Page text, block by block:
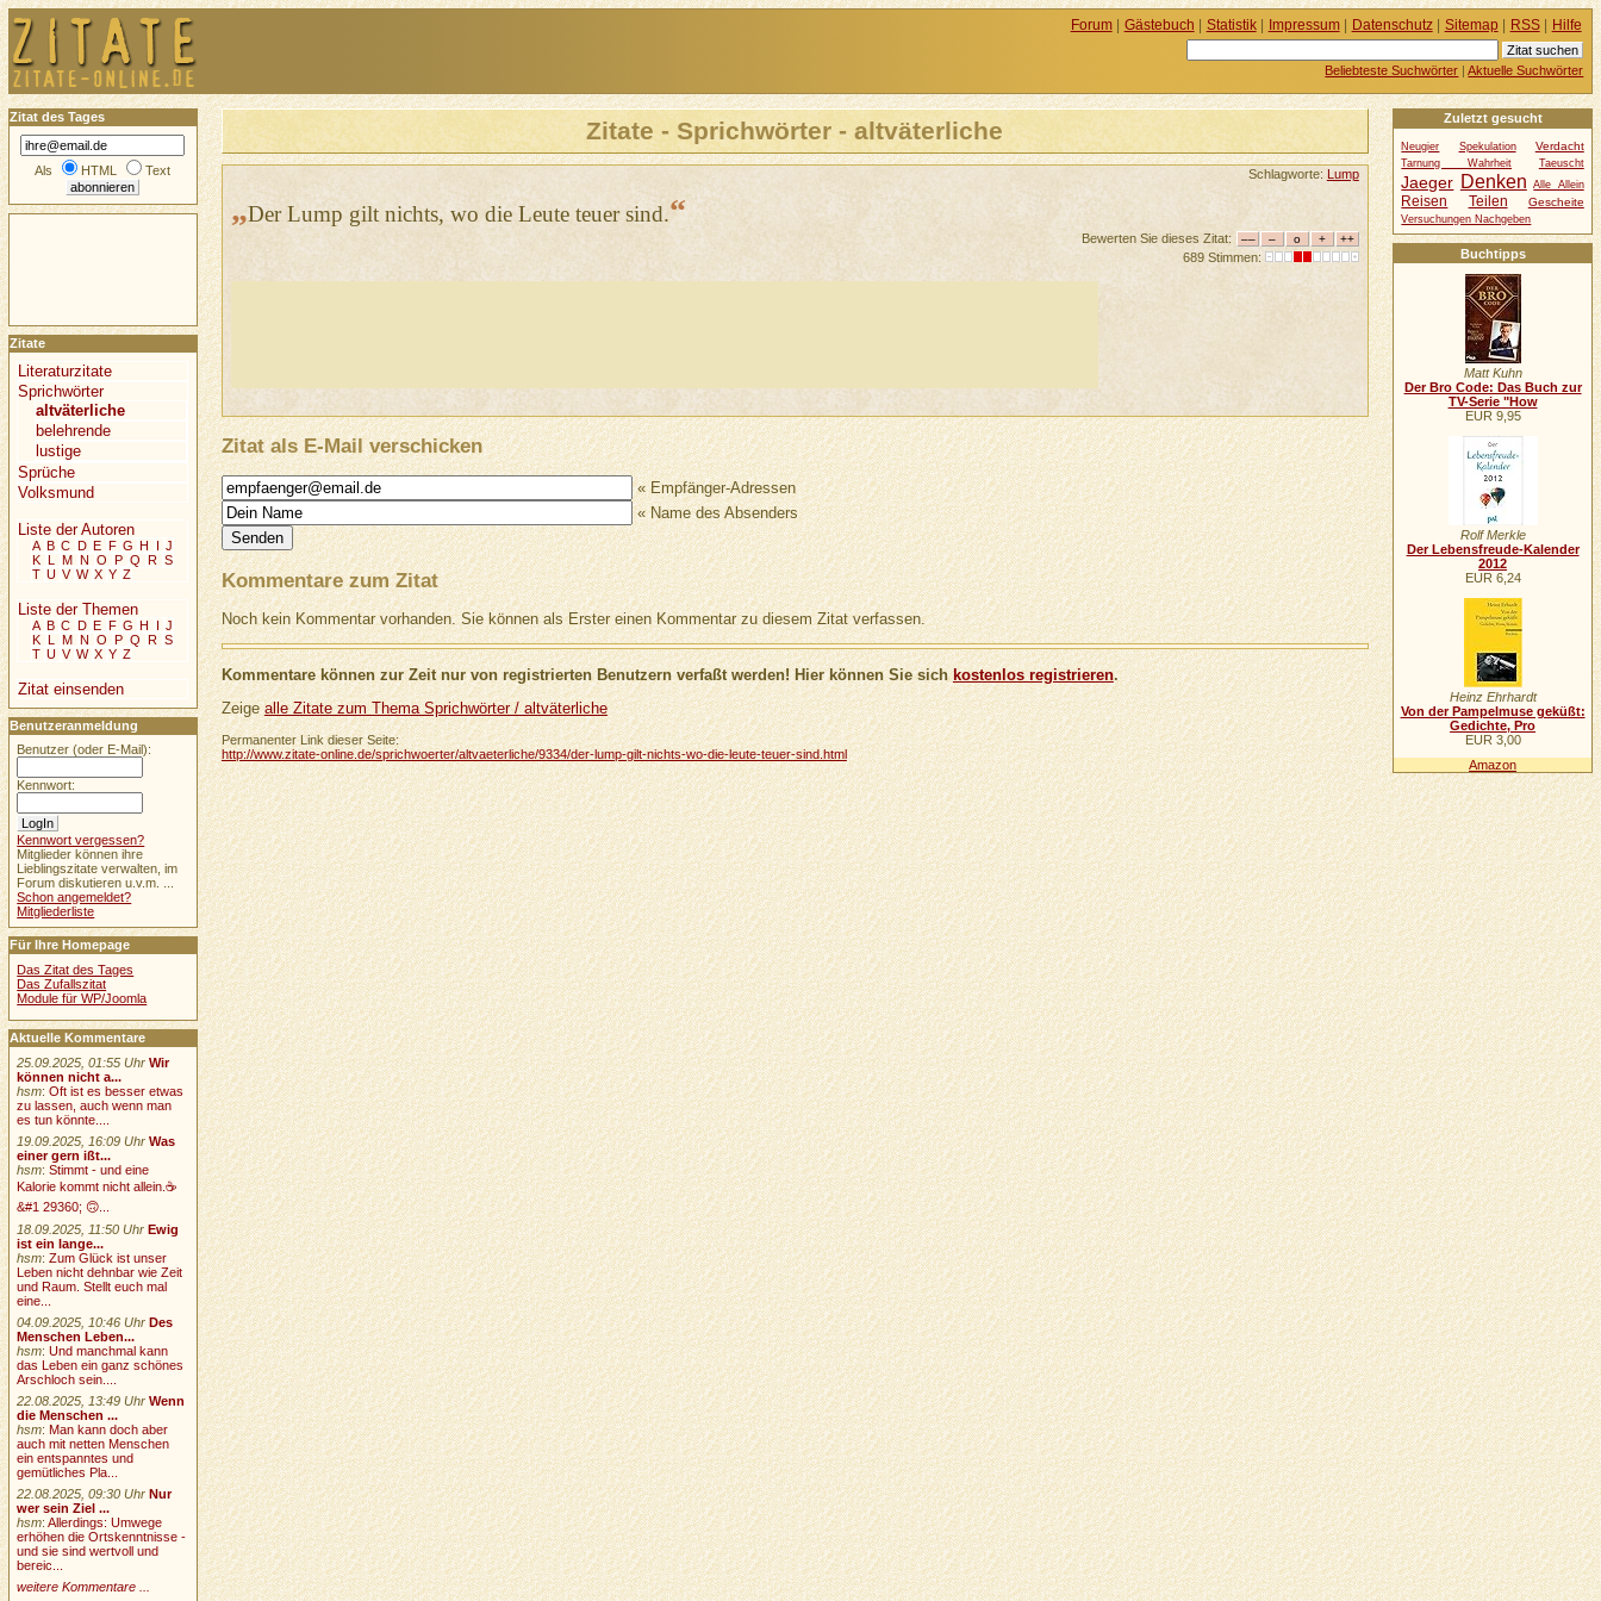
Zitate - Sprichwörter - altväterliche
Schlagworte: Lump
„Der Lump gilt nichts, wo die Leute teuer sind.“
Bewerten Sie dieses Zitat:
689 Stimmen:
Zitat als E-Mail verschicken
« Empfänger-Adressen
« Name des Absenders
Kommentare zum Zitat
Noch kein Kommentar vorhanden. Sie können als Erster einen Kommentar zu diesem Zitat verfassen.
Kommentare können zur Zeit nur von registrierten Benutzern verfaßt werden! Hier können Sie sichkostenlos registrieren.
Zeigealle Zitate zum Thema Sprichwörter / altväterliche
Permanenter Link dieser Seite:
http://www.zitate-online.de/sprichwoerter/altvaeterliche/9334/der-lump-gilt-nichts-wo-die-leute-teuer-sind.html
Zuletzt gesucht
Neugier Spekulation Verdacht
Tarnung Wahrheit Taeuscht
Jaeger Denken Alle Allein
Reisen Teilen Gescheite
Versuchungen Nachgeben
Buchtipps
Matt Kuhn
Der Bro Code: Das Buch zur
TV-Serie "How
EUR 9,95
Rolf Merkle
Der Lebensfreude-Kalender
2012
EUR 6,24
Heinz Ehrhardt
Von der Pampelmuse geküßt:
Gedichte, Pro
EUR 3,00
Amazon
Zitat des Tages
Als HTML Text
Zitate
Literaturzitate
Sprichwörter
altväterliche
belehrende
lustige
Sprüche
Volksmund
Liste der Autoren
A B C D E F G H I J
K L M N O P Q R S
T U V W X Y Z
Liste der Themen
A B C D E F G H I J
K L M N O P Q R S
T U V W X Y Z
Zitat einsenden
Benutzeranmeldung
Benutzer (oder E-Mail):
Kennwort:
Kennwort vergessen?
Mitglieder können ihre
Lieblingszitate verwalten, im
Forum diskutieren u.v.m. ...
Schon angemeldet?
Mitgliederliste
Für Ihre Homepage
Das Zitat des Tages
Das Zufallszitat
Module für WP/Joomla
Aktuelle Kommentare
25.09.2025, 01:55 Uhr Wir
können nicht a...
hsm:Oft ist es besser etwas
zu lassen, auch wenn man
es tun könnte....
19.09.2025, 16:09 Uhr Was
einer gern ißt...
hsm:Stimmt - und eine
Kalorie kommt nicht allein.☕
&#1 29360; 🙃...
18.09.2025, 11:50 Uhr Ewig
ist ein lange...
hsm:Zum Glück ist unser
Leben nicht dehnbar wie Zeit
und Raum. Stellt euch mal
eine...
04.09.2025, 10:46 Uhr Des
Menschen Leben...
hsm:Und manchmal kann
das Leben ein ganz schönes
Arschloch sein....
22.08.2025, 13:49 Uhr Wenn
die Menschen ...
hsm:Man kann doch aber
auch mit netten Menschen
ein entspanntes und
gemütliches Pla...
22.08.2025, 09:30 Uhr Nur
wer sein Ziel ...
hsm:Allerdings: Umwege
erhöhen die Ortskenntnisse -
und sie sind wertvoll und
bereic...
weitere Kommentare ...
Forum| Gästebuch | Statistik| Impressum| Datenschutz| Sitemap| RSS| Hilfe
Beliebteste Suchwörter |Aktuelle Suchwörter